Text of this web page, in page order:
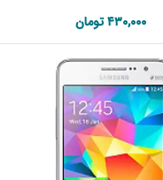
۴۳۰,۰۰۰تومان